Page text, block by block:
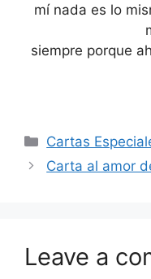
mí nada es lo
siempre porque
Categories
Cartas
Carta al amor
Leave a